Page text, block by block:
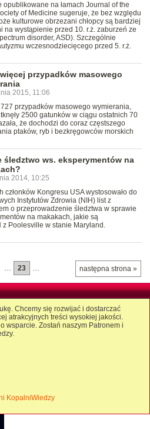
opublikowane na łamach Journal of the
of Medicine sugeruje, że bez względu
kulturowe obrzezani chłopcy są bardziej
na wystąpienie przed 10. r.ż. zaburzeń ze
disorder, ASD). Szczególnie
wczesnodziecięcego przed 5. r.ż.
przypadków masowego
2015, 11:06
przypadków masowego wymierania,
2500 gatunków w ciągu ostatnich 70
że dochodzi do coraz częstszego
ptaków, ryb i bezkręgowców morskich
śledztwo ws. eksperymentów na
2014, 10:25
członków Kongresu USA wystosowało do
Instytutów Zdrowia (NIH) list z
o przeprowadzenie śledztwa w sprawie
na makakach, jakie są
Poolesville w stanie Maryland.
następna strona »
… 23 …
Chcemy się rozwijać i dostarczać
atrakcyjnych treści wysokiej jakości.
wsparcie. Zostań naszym Patronem i
KopalniWiedzy